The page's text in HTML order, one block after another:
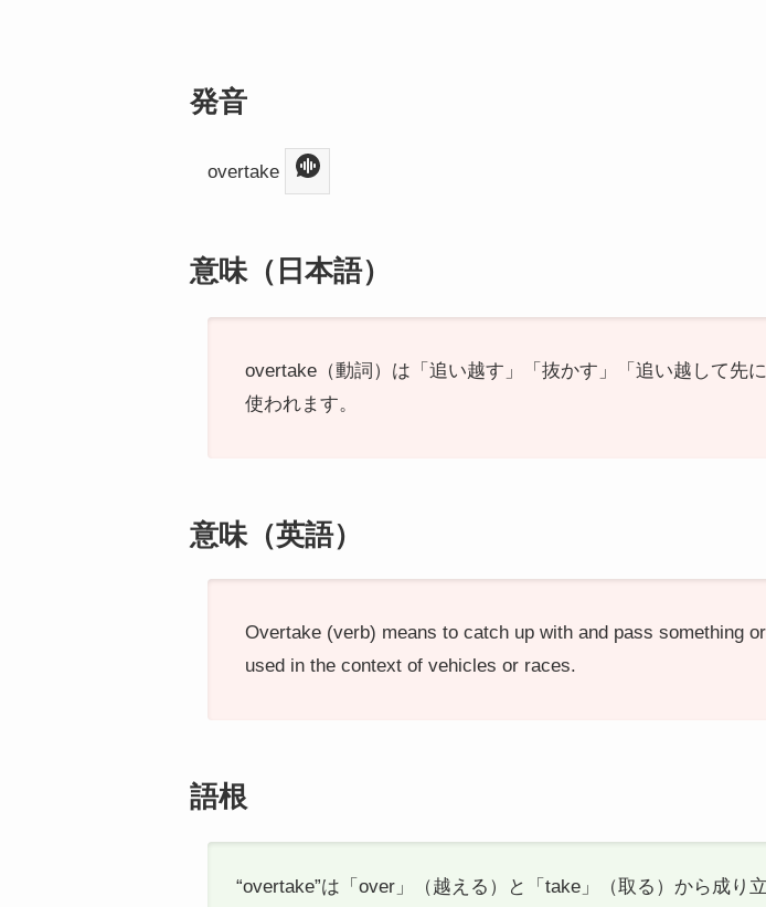
発音
overtake
意味（日本語）
overtake（動詞）は「追い越す」「抜かす」「追い越して先
使われます。
意味（英語）
Overtake (verb) means to catch up with and pass something
used in the context of vehicles or races.
語根
“overtake”は「over」（越える）と「take」（取る）から成り